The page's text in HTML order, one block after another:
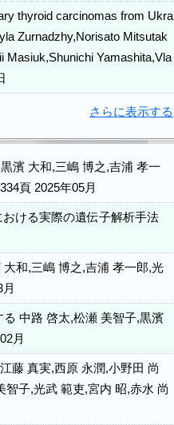
thyroid carcinomas from Ukra
Zurnadzhy,Norisato Mitsutak
Masiuk,Shunichi Yamashita,Vla
さらに表示する
濱 大和,三嶋 博之,吉浦 孝一
頁 2025年05月
ける実際の遺伝子解析手法
和,三嶋 博之,吉浦 孝一郎,光
中路 啓太,松瀬 美智子,黒濱
月
藤 真実,西原 永潤,小野田 尚
子,光武 範吏,宮内 昭,赤水 尚